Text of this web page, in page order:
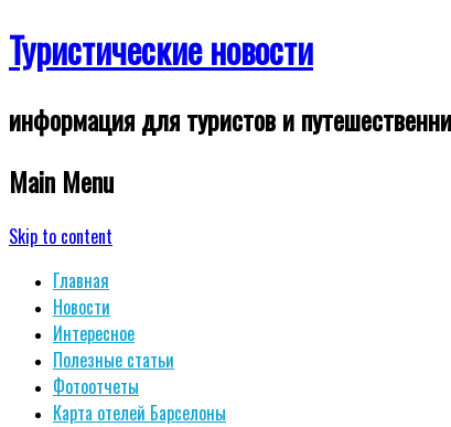
Туристические новости
информация для туристов и
Main Menu
Skip to content
Главная
Новости
Интересное
Полезные статьи
Фотоотчеты
Карта отелей Барселоны